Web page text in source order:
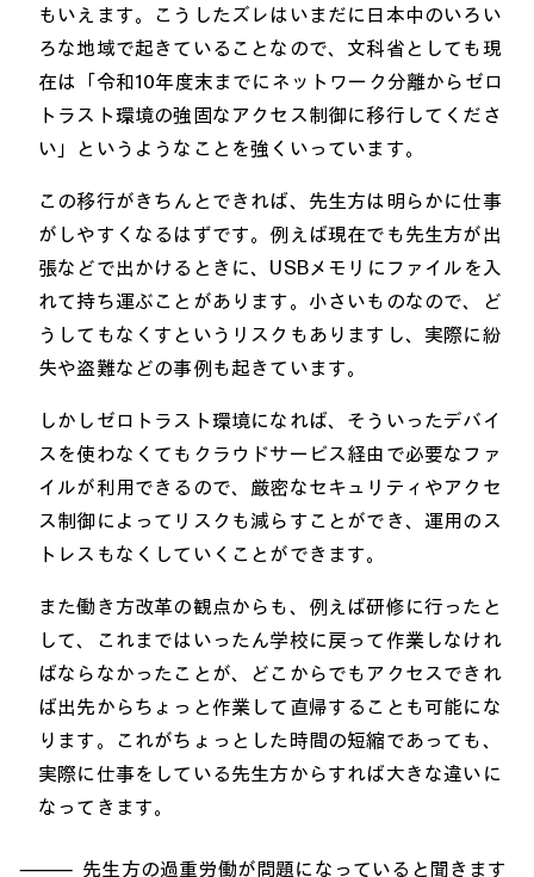
もいえます。こうしたズレはいまだに日本中のいろい
ろな地域で起きていることなので、文科省としても現
在は「令和10年度末までにネットワーク分離からゼロ
トラスト環境の強固なアクセス制御に移行してくださ
い」というようなことを強くいっています。
この移行がきちんとできれば、先生方は明らかに仕事
がしやすくなるはずです。例えば現在でも先生方が出
張などで出かけるときに、USBメモリにファイルを入
れて持ち運ぶことがあります。小さいものなので、ど
うしてもなくすというリスクもありますし、実際に紛
失や盗難などの事例も起きています。
しかしゼロトラスト環境になれば、そういったデバイ
スを使わなくてもクラウドサービス経由で必要なファ
イルが利用できるので、厳密なセキュリティやアクセ
ス制御によってリスクも減らすことができ、運用のス
トレスもなくしていくことができます。
また働き方改革の観点からも、例えば研修に行ったと
して、これまではいったん学校に戻って作業しなけれ
ばならなかったことが、どこからでもアクセスできれ
ば出先からちょっと作業して直帰することも可能にな
ります。これがちょっとした時間の短縮であっても、
実際に仕事をしている先生方からすれば大きな違いに
なってきます。
先生方の過重労働が問題になっていると聞きます